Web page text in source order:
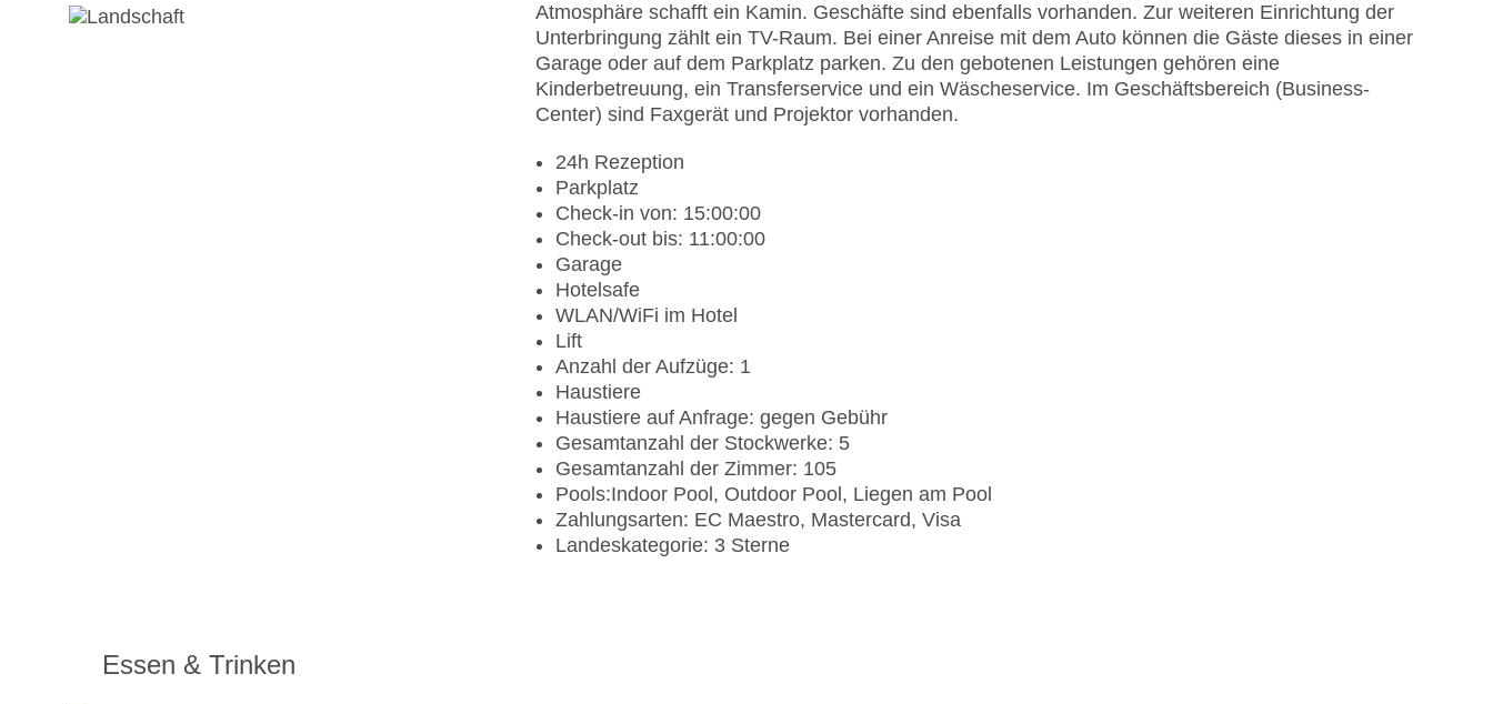
Atmosphäre schafft ein Kamin. Geschäfte sind ebenfalls vorhanden. Zur weiteren Einrichtung der
Unterbringung zählt ein TV-Raum. Bei einer Anreise mit dem Auto können die Gäste dieses in einer
Garage oder auf dem Parkplatz parken. Zu den gebotenen Leistungen gehören eine
Kinderbetreuung, ein Transferservice und ein Wäscheservice. Im Geschäftsbereich (Business-
Center) sind Faxgerät und Projektor vorhanden.
24h Rezeption
Parkplatz
Check-in von: 15:00:00
Check-out bis: 11:00:00
Garage
Hotelsafe
WLAN/WiFi im Hotel
Lift
Anzahl der Aufzüge: 1
Haustiere
Haustiere auf Anfrage: gegen Gebühr
Gesamtanzahl der Stockwerke: 5
Gesamtanzahl der Zimmer: 105
Pools:Indoor Pool, Outdoor Pool, Liegen am Pool
Zahlungsarten: EC Maestro, Mastercard, Visa
Landeskategorie: 3 Sterne
Essen & Trinken